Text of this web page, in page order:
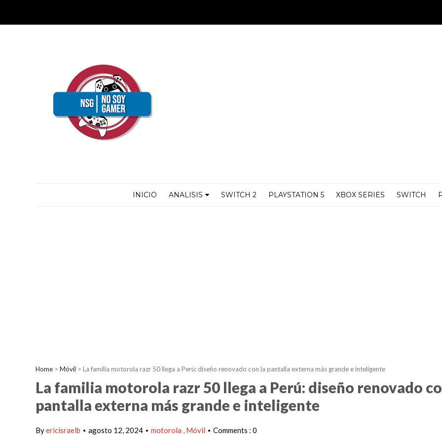
INICIO ANALISIS SWITCH 2 PLAYSTATION 5 XBOX SERIES SWITCH
Home > Móvil > La familia motorola razr 50 llega a Perú: diseño renovado con la pantalla externa más grande e inteligente
La familia motorola razr 50 llega a Perú: diseño renovado
pantalla externa más grande e inteligente
Byericisraelb • agosto 12, 2024 • motorola Móvil • Comments : 0